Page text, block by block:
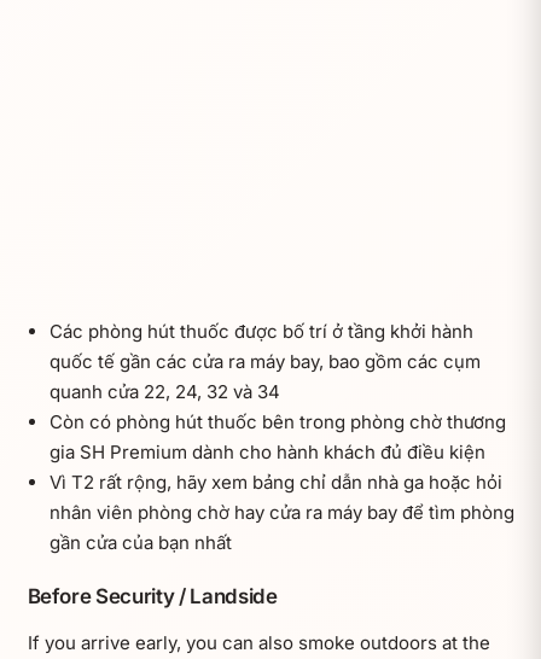
Các phòng hút thuốc được bố trí ở tầng khởi hành
quốc tế gần các cửa ra máy bay, bao gồm các cụm
quanh cửa 22, 24, 32 và 34
Còn có phòng hút thuốc bên trong phòng chờ thương
gia SH Premium dành cho hành khách đủ điều kiện
Vì T2 rất rộng, hãy xem bảng chỉ dẫn nhà ga hoặc hỏi
nhân viên phòng chờ hay cửa ra máy bay để tìm phòng
gần cửa của bạn nhất
Before Security / Landside
If you arrive early, you can also smoke outdoors at the